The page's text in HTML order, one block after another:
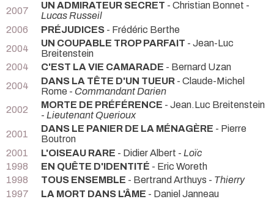
2007
UN ADMIRATEUR SECRET - Christian Bonnet -
Lucas Russeil
2006
PRÉJUDICES - Frédéric Berthe
2004
UN COUPABLE TROP PARFAIT - Jean-Luc
Breitenstein
2004
C'EST LA VIE CAMARADE - Bernard Uzan
2004
DANS LA TÊTE D'UN TUEUR - Claude-Michel
Rome - Commandant Darien
2002
MORTE DE PRÉFÉRENCE - Jean.Luc Breitenstein
- Lieutenant Querioux
2001
DANS LE PANIER DE LA MÉNAGÈRE - Pierre
Boutron
2001
L'OISEAU RARE - Didier Albert - Loïc
1998
EN QUÊTE D'IDENTITÉ - Eric Woreth
1998
TOUS ENSEMBLE - Bertrand Arthuys - Thierry
1997
LA MORT DANS L'ÂME - Daniel Janneau